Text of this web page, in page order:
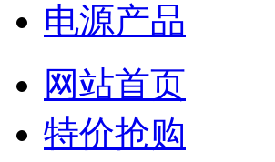
电源产品
网站首页
特价抢购